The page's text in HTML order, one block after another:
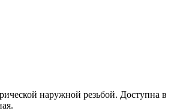
наружной резьбой. Доступна в